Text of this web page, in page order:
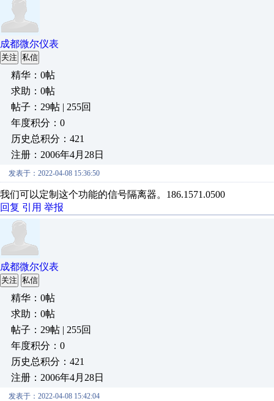
成都微尔仪表
关注 私信
精华：0帖
求助：0帖
帖子：29帖 | 255回
年度积分：0
历史总积分：421
注册：2006年4月28日
发表于：2022-04-08 15:36:50
我们可以定制这个功能的信号隔离器。186.1571.0500
回复 引用 举报
成都微尔仪表
关注 私信
精华：0帖
求助：0帖
帖子：29帖 | 255回
年度积分：0
历史总积分：421
注册：2006年4月28日
发表于：2022-04-08 15:42:04